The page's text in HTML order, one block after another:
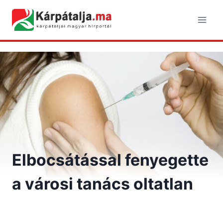
content
Elbocsátással fenyegette
a városi tanács oltatlan